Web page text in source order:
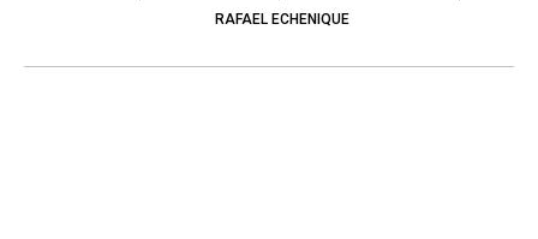
RAFAEL ECHENIQUE